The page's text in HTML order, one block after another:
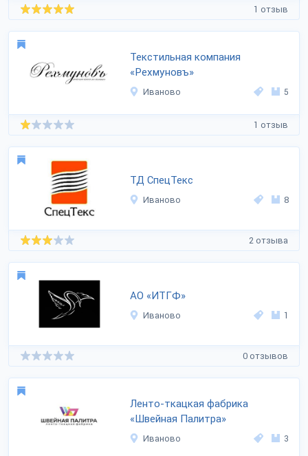
1 отзыв
Текстильная компания
«Рехмуновъ»
Иваново 5
1 отзыв
ТД СпецТекс
Иваново 8
2 отзыва
АО «ИТГФ»
Иваново 1
0 отзывов
Ленто-ткацкая фабрика
«Швейная Палитра»
Иваново 3